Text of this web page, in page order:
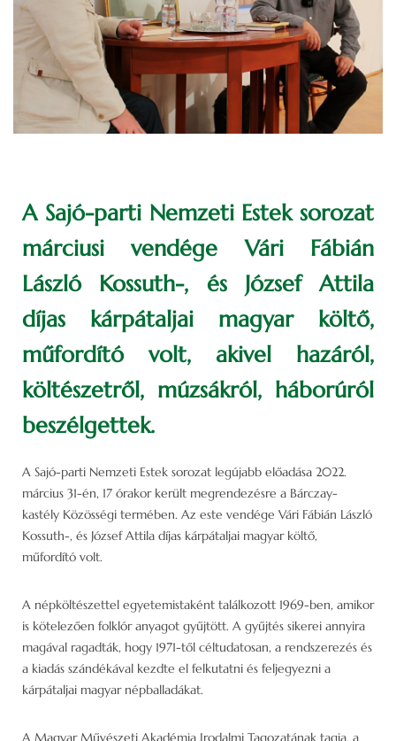
A Sajó-parti Nemzeti Estek sorozat
márciusi vendége Vári Fábián
László Kossuth-, és József Attila
díjas kárpátaljai magyar költő,
műfordító volt, akivel hazáról,
költészetről, múzsákról, háborúról
beszélgettek.
A Sajó-parti Nemzeti Estek sorozat legújabb előadása 2022.
március 31-én, 17 órakor került megrendezésre a Bárczay-
kastély Közösségi termében. Az este vendége Vári Fábián László
Kossuth-, és József Attila díjas kárpátaljai magyar költő,
műfordító volt.
A népköltészettel egyetemistaként találkozott 1969-ben, amikor
is kötelezően folklór anyagot gyűjtött. A gyűjtés sikerei annyira
magával ragadták, hogy 1971-től céltudatosan, a rendszerezés és
a kiadás szándékával kezdte el felkutatni és feljegyezni a
kárpátaljai magyar népballadákat.
A Magyar Művészeti Akadémia Irodalmi Tagozatának tagja, a